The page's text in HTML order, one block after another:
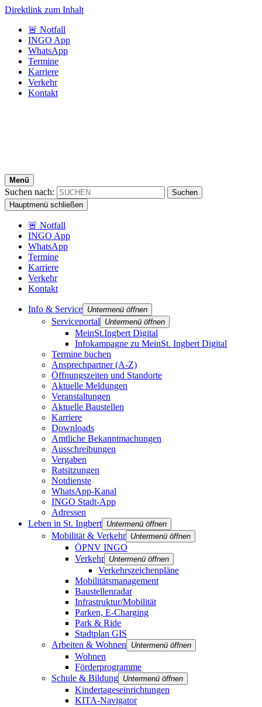
Direktlink zum Inhalt
🚨 Notfall
INGO App
WhatsApp
Termine
Karriere
Verkehr
Kontakt
Menü
Suchen nach:
Hauptmenü schließen
🚨 Notfall
INGO App
WhatsApp
Termine
Karriere
Verkehr
Kontakt
Info & Service Untermenü öffnen
Serviceportal Untermenü öffnen
MeinSt.Ingbert Digital
Infokampagne zu MeinSt. Ingbert Digital
Termine buchen
Ansprechpartner (A-Z)
Öffnungszeiten und Standorte
Aktuelle Meldungen
Veranstaltungen
Aktuelle Baustellen
Karriere
Downloads
Amtliche Bekanntmachungen
Ausschreibungen
Vergaben
Ratsitzungen
Notdienste
WhatsApp-Kanal
INGO Stadt-App
Adressen
Leben in St. Ingbert Untermenü öffnen
Mobilität & Verkehr Untermenü öffnen
ÖPNV INGO
Verkehr Untermenü öffnen
Verkehrszeichenpläne
Mobilitätsmanagement
Baustellenradar
Infrastruktur/Mobilität
Parken, E-Charging
Park & Ride
Stadtplan GIS
Arbeiten & Wohnen
Untermenü öffnen
Wohnen
Förderprogramme
Schule & Bildung Untermenü öffnen
Kindertageseinrichtungen
KITA-Navigator